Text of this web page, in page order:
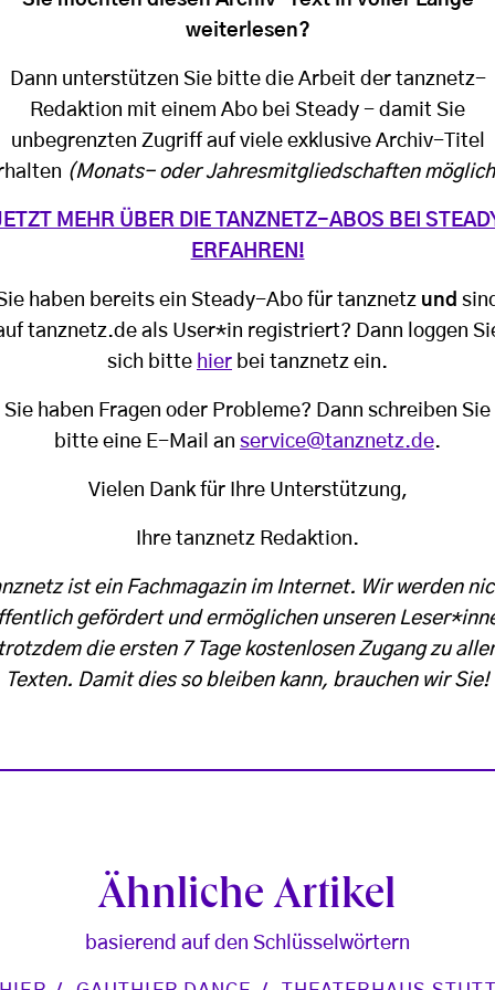
weiterlesen?
Dann unterstützen Sie bitte die Arbeit der tanznetz-
Redaktion mit einem Abo bei Steady - damit Sie
unbegrenzten Zugriff auf viele exklusive Archiv-Titel
(Monats- oder Jahresmitgliedschaften
MEHR ÜBER DIE TANZNETZ-ABOS BEI
ERFAHREN!
haben bereits ein Steady-Abo für tanznetz und
tanznetz.de als User*in registriert? Dann loggen
sich bitte hier bei tanznetz ein.
Sie haben Fragen oder Probleme? Dann schreiben Sie
bitte eine E-Mail an service@tanznetz.de.
Vielen Dank für Ihre Unterstützung,
Ihre tanznetz Redaktion.
ist ein Fachmagazin im Internet. Wir werden
gefördert und ermöglichen unseren
die ersten 7 Tage kostenlosen Zugang zu
Texten. Damit dies so bleiben kann, brauchen wir Sie!
Ähnliche Artikel
basierend auf den Schlüsselwörtern